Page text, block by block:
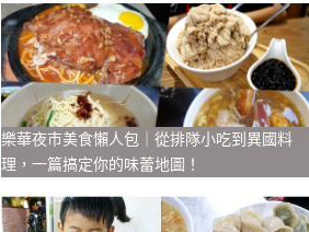
樂華夜市美食懶人包｜從排隊小吃到異國料
理，一篇搞定你的味蕾地圖！